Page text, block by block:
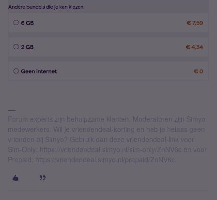
Forum experts zijn behulpzame klanten. Moderatoren zijn Simyo
medewerkers. Wil je vriendendeal-korting en heb je helaas geen
vrienden bij Simyo? Gebruik dan deze vriendendeal-link voor
Sim-Only: https://vriendendeal.simyo.nl/sim-only/ZnNV6c en voor
Prepaid: https://vriendendeal.simyo.nl/prepaid/ZnNV6c.